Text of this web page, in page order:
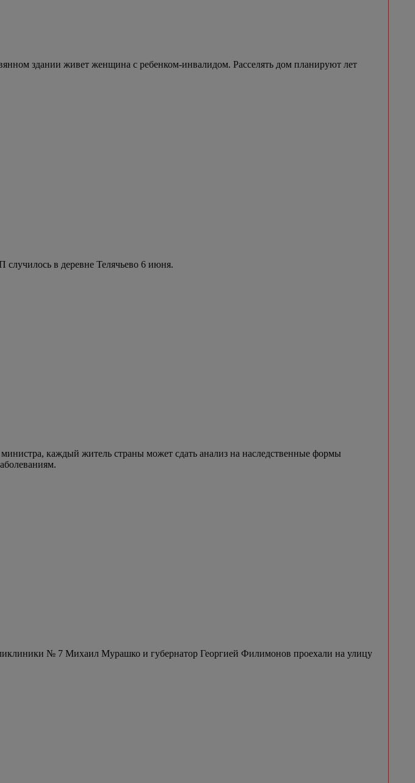
здании живет женщина с ребенком-инвалидом. Расселять дом планируют лет
случилось в деревне Телячьево 6 июня.
каждый житель страны может сдать анализ на наследственные формы
№ 7 Михаил Мурашко и губернатор Георгией Филимонов проехали на улицу